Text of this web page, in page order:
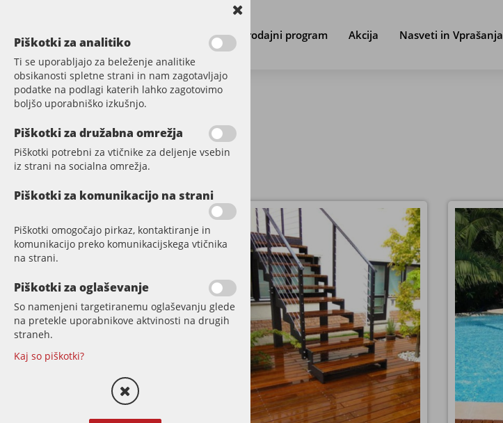
Prodajni program Akcija Nasveti in Vprašanja
PARKET
VINIL
DODATNI MATERIAL
TERASE
TATAJUBA
LETVE
STORITVE
Piškotki za analitiko
Ti se uporabljajo za beleženje analitike
obsikanosti spletne strani in nam zagotavljajo
podatke na podlagi katerih lahko zagotovimo
boljšo uporabniško izkušnjo.
Piškotki za družabna omrežja
Piškotki potrebni za vtičnike za deljenje vsebin
iz strani na socialna omrežja.
Piškotki za komunikacijo na strani
Piškotki omogočajo pirkaz, kontaktiranje in
komunikacijo preko komunikacijskega vtičnika
na strani.
Piškotki za oglaševanje
So namenjeni targetiranemu oglaševanju glede
na pretekle uporabnikove aktvinosti na drugih
straneh.
Kaj so piškotki?